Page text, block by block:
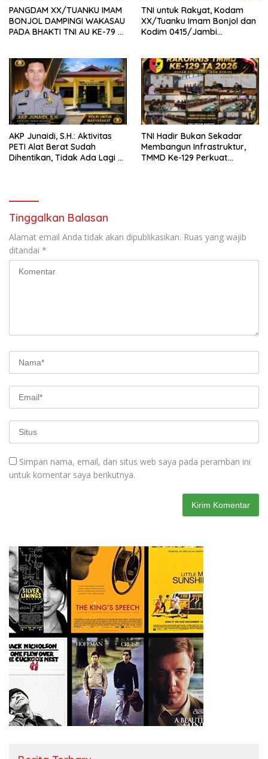
PANGDAM XX/TUANKU IMAM
BONJOL DAMPINGI WAKASAU
PADA BHAKTI TNI AU KE-79 DI
TNI untuk Rakyat, Kodam
XX/Tuanku Imam Bonjol dan
Kodim 0415/Jambi
Batang Hari
AKP Junaidi, S.H.: Aktivitas
PETI Alat Berat Sudah
Dihentikan, Tidak Ada Lagi di
TNI Hadir Bukan Sekadar
Membangun Infrastruktur,
TMMD Ke-129 Perkuat
Tinggalkan Balasan
Alamat email Anda tidak akan dipublikasikan. Ruas yang wajib
ditandai *
Simpan nama, email, dan situs web saya pada peramban ini
untuk komentar saya berikutnya.